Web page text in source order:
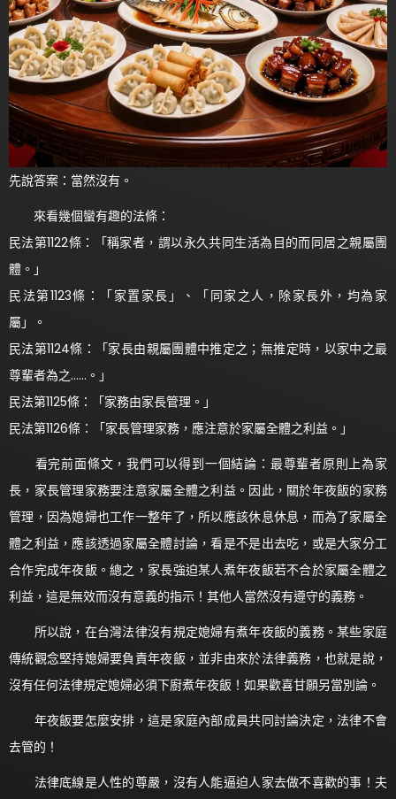
先說答案：當然沒有。
來看幾個蠻有趣的法條：
民法第1122條：「稱家者，謂以永久共同生活為目的而同居之親屬團
體。」
民法第1123條：「家置家長」、「同家之人，除家長外，均為家
屬」。
民法第1124條：「家長由親屬團體中推定之；無推定時，以家中之最
尊輩者為之……。」
民法第1125條：「家務由家長管理。」
民法第1126條：「家長管理家務，應注意於家屬全體之利益。」
看完前面條文，我們可以得到一個結論：最尊輩者原則上為家
長，家長管理家務要注意家屬全體之利益。因此，關於年夜飯的家務
管理，因為媳婦也工作一整年了，所以應該休息休息，而為了家屬全
體之利益，應該透過家屬全體討論，看是不是出去吃，或是大家分工
合作完成年夜飯。總之，家長強迫某人煮年夜飯若不合於家屬全體之
利益，這是無效而沒有意義的指示！其他人當然沒有遵守的義務。
所以說，在台灣法律沒有規定媳婦有煮年夜飯的義務。某些家庭
傳統觀念堅持媳婦要負責年夜飯，並非由來於法律義務，也就是說，
沒有任何法律規定媳婦必須下廚煮年夜飯！如果歡喜甘願另當別論。
年夜飯要怎麼安排，這是家庭內部成員共同討論決定，法律不會
去管的！
法律底線是人性的尊嚴，沒有人能逼迫人家去做不喜歡的事！夫